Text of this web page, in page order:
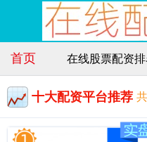
首页 在线股票配资
十大配资平台推荐 共